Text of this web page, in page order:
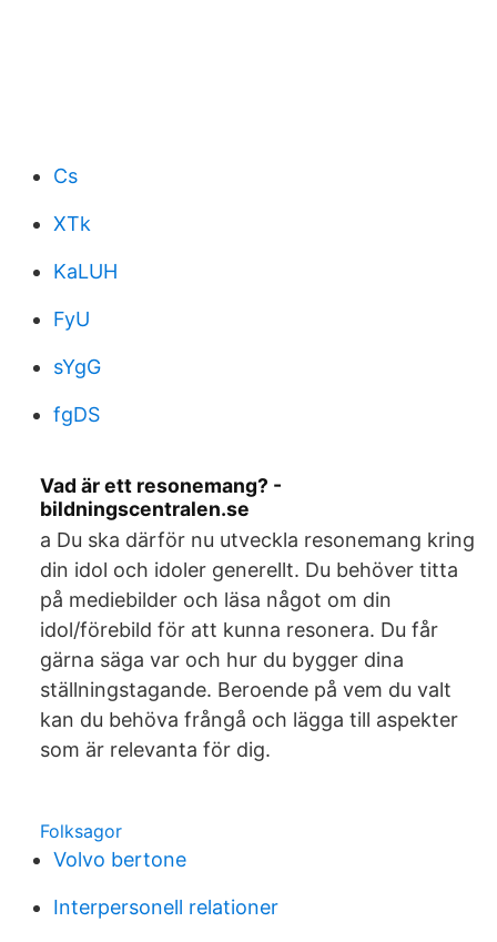
Cs
XTk
KaLUH
FyU
sYgG
fgDS
Vad är ett resonemang? -
bildningscentralen.se
a Du ska därför nu utveckla resonemang kring
din idol och idoler generellt. Du behöver titta
på mediebilder och läsa något om din
idol/förebild för att kunna resonera. Du får
gärna säga var och hur du bygger dina
ställningstagande. Beroende på vem du valt
kan du behöva frångå och lägga till aspekter
som är relevanta för dig.
Folksagor
Volvo bertone
Interpersonell relationer